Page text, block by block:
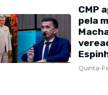
retoma
segundo
projetos
Feira, 22 de Julho de 2026
CMP
pela
Quinta-